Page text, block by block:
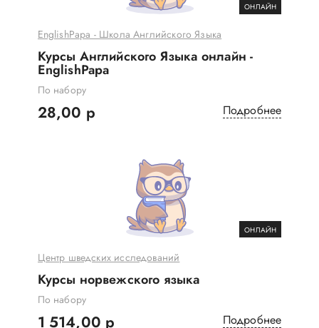
ОНЛАЙН
EnglishPapa - Школа Английского Языка
Курсы Английского Языка онлайн -
EnglishPapa
По набору
28,00 р Подробнее
ОНЛАЙН
Центр шведских исследований
Курсы норвежского языка
По набору
1 514,00 р Подробнее